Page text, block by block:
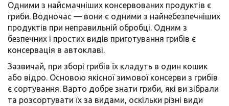
Одними з найсмачніших консервованих продуктів є
гриби. Водночас — вони є одними з найнебезпечніших
продуктів при неправильній обробці. Одним з
безпечних і простих видів приготування грибів є
консервація в автоклаві.
Зазвичай, при зборі грибів їх кладуть в один кошик
або відро. Основою якісної зимової консерви з грибів
є сортування. Варто добре знати гриби, які ви зібрали
та розсортувати їх за видами, оскільки різні види